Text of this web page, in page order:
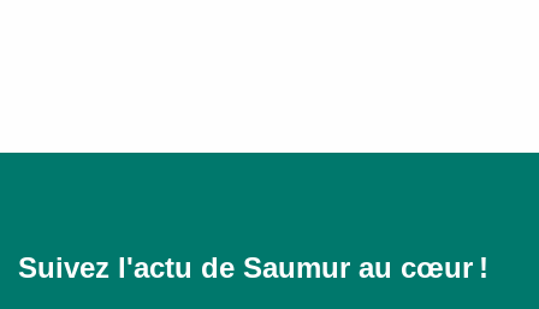
Suivez l'actu de Saumur au cœur !